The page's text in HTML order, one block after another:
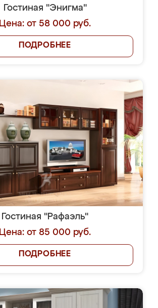
Гостиная "Энигма"
Цена: от 58 000 руб.
ПОДРОБНЕЕ
Гостиная "Рафаэль"
Цена: от 85 000 руб.
ПОДРОБНЕЕ